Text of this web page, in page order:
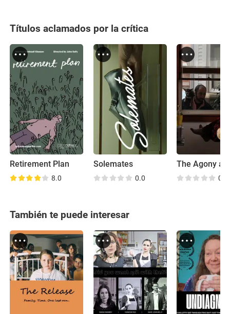
Títulos aclamados por la crítica
Retirement Plan
8.0
Solemates
0.0 0.0
También te puede interesar